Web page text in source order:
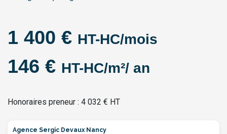
1 400 € HT-HC/mois
146 € HT-HC/m²/ an
Honoraires preneur : 4 032 € HT
Agence Sergic Devaux Nancy